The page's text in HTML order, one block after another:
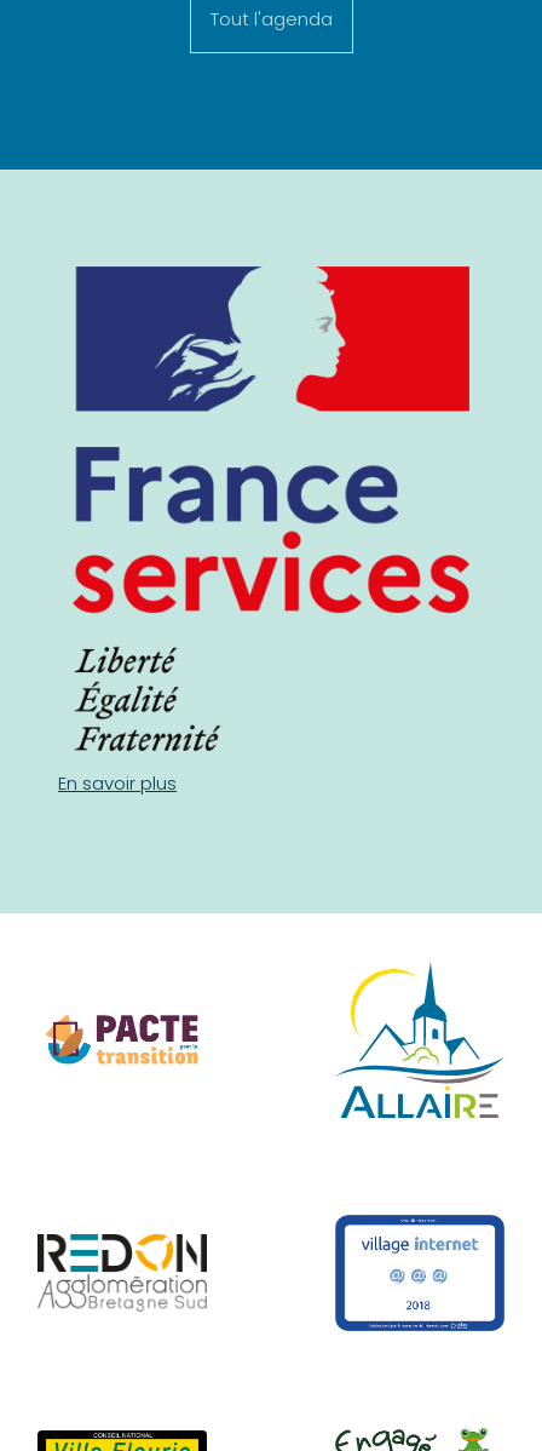
Tout l'agenda
En savoir plus